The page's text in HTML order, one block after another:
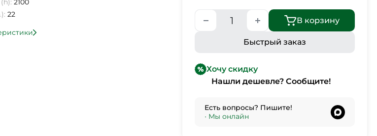
2100
22
В корзину
Быстрый заказ
Хочу скидку
Нашли дешевле? Сообщите!
Есть вопросы? Пишите!
• Мы онлайн